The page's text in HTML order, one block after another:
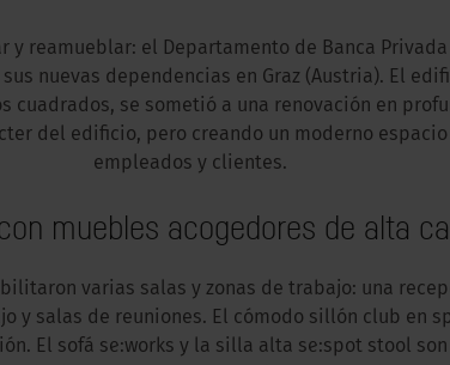
y reamueblar: el Departamento de Banca
nuevas dependencias en Graz (Austria). El
cuadrados, se sometió a una renovación en
del edificio, pero creando un moderno
empleados y clientes.
muebles acogedores de alta
varias salas y zonas de trabajo: una
y salas de reuniones. El cómodo sillón club en
El sofá se:works y la silla alta se:spot stool